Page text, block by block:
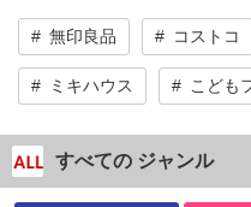
無印良品 コストコ
ミキハウス こども
すべての ジャンル